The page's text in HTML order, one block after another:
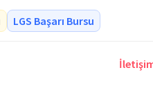
LGS Başarı Bursu